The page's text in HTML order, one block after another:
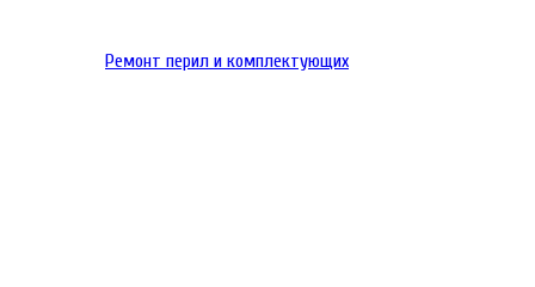
Ремонт перил и комплектующих